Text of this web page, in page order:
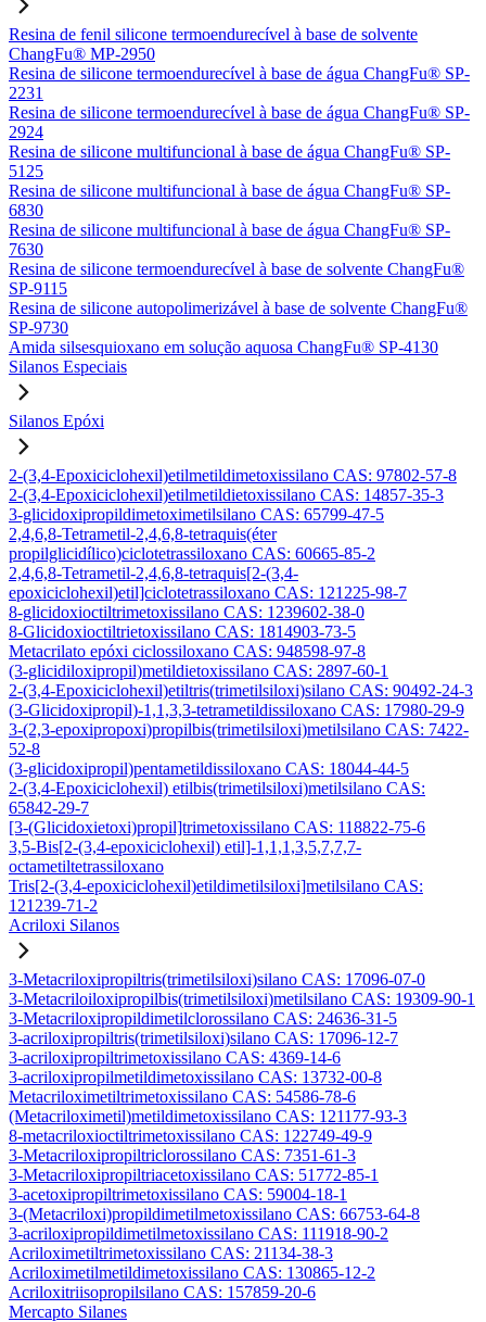
Resina de fenil silicone termoendurecível à base de solvente
ChangFu® MP-2950
Resina de silicone termoendurecível à base de água ChangFu® SP-
2231
Resina de silicone termoendurecível à base de água ChangFu® SP-
2924
Resina de silicone multifuncional à base de água ChangFu® SP-
5125
Resina de silicone multifuncional à base de água ChangFu® SP-
6830
Resina de silicone multifuncional à base de água ChangFu® SP-
7630
Resina de silicone termoendurecível à base de solvente ChangFu®
SP-9115
Resina de silicone autopolimerizável à base de solvente ChangFu®
SP-9730
Amida silsesquioxano em solução aquosa ChangFu® SP-4130
Silanos Especiais
Silanos Epóxi
2-(3,4-Epoxiciclohexil)etilmetildimetoxissilano CAS: 97802-57-8
2-(3,4-Epoxiciclohexil)etilmetildietoxissilano CAS: 14857-35-3
3-glicidoxipropildimetoximetilsilano CAS: 65799-47-5
2,4,6,8-Tetrametil-2,4,6,8-tetraquis(éter
propilglicidílico)ciclotetrassiloxano CAS: 60665-85-2
2,4,6,8-Tetrametil-2,4,6,8-tetraquis[2-(3,4-
epoxiciclohexil)etil]ciclotetrassiloxano CAS: 121225-98-7
8-glicidoxioctiltrimetoxissilano CAS: 1239602-38-0
8-Glicidoxioctiltrietoxissilano CAS: 1814903-73-5
Metacrilato epóxi ciclossiloxano CAS: 948598-97-8
(3-glicidiloxipropil)metildietoxissilano CAS: 2897-60-1
2-(3,4-Epoxiciclohexil)etiltris(trimetilsiloxi)silano CAS: 90492-24-3
(3-Glicidoxipropil)-1,1,3,3-tetrametildissiloxano CAS: 17980-29-9
3-(2,3-epoxipropoxi)propilbis(trimetilsiloxi)metilsilano CAS: 7422-
52-8
(3-glicidoxipropil)pentametildissiloxano CAS: 18044-44-5
2-(3,4-Epoxiciclohexil) etilbis(trimetilsiloxi)metilsilano CAS:
65842-29-7
[3-(Glicidoxietoxi)propil]trimetoxissilano CAS: 118822-75-6
3,5-Bis[2-(3,4-epoxiciclohexil) etil]-1,1,1,3,5,7,7,7-
octametiltetrassiloxano
Tris[2-(3,4-epoxiciclohexil)etildimetilsiloxi]metilsilano CAS:
121239-71-2
Acriloxi Silanos
3-Metacriloxipropiltris(trimetilsiloxi)silano CAS: 17096-07-0
3-Metacriloiloxipropilbis(trimetilsiloxi)metilsilano CAS: 19309-90-1
3-Metacriloxipropildimetilclorossilano CAS: 24636-31-5
3-acriloxipropiltris(trimetilsiloxi)silano CAS: 17096-12-7
3-acriloxipropiltrimetoxissilano CAS: 4369-14-6
3-acriloxipropilmetildimetoxissilano CAS: 13732-00-8
Metacriloximetiltrimetoxissilano CAS: 54586-78-6
(Metacriloximetil)metildimetoxissilano CAS: 121177-93-3
8-metacriloxioctiltrimetoxissilano CAS: 122749-49-9
3-Metacriloxipropiltriclorossilano CAS: 7351-61-3
3-Metacriloxipropiltriacetoxissilano CAS: 51772-85-1
3-acetoxipropiltrimetoxissilano CAS: 59004-18-1
3-(Metacriloxi)propildimetilmetoxissilano CAS: 66753-64-8
3-acriloxipropildimetilmetoxissilano CAS: 111918-90-2
Acriloximetiltrimetoxissilano CAS: 21134-38-3
Acriloximetilmetildimetoxissilano CAS: 130865-12-2
Acriloxitriisopropilsilano CAS: 157859-20-6
Mercapto Silanes